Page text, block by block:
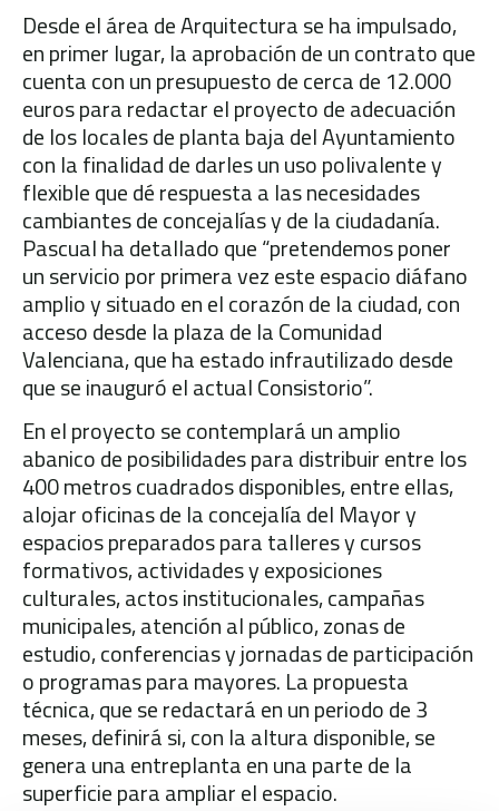
Desde el área de Arquitectura se ha impulsado,
en primer lugar, la aprobación de un contrato que
cuenta con un presupuesto de cerca de 12.000
euros para redactar el proyecto de adecuación
de los locales de planta baja del Ayuntamiento
con la finalidad de darles un uso polivalente y
flexible que dé respuesta a las necesidades
cambiantes de concejalías y de la ciudadanía.
Pascual ha detallado que “pretendemos poner
un servicio por primera vez este espacio diáfano
amplio y situado en el corazón de la ciudad, con
acceso desde la plaza de la Comunidad
Valenciana, que ha estado infrautilizado desde
que se inauguró el actual Consistorio”.
En el proyecto se contemplará un amplio
abanico de posibilidades para distribuir entre los
400 metros cuadrados disponibles, entre ellas,
alojar oficinas de la concejalía del Mayor y
espacios preparados para talleres y cursos
formativos, actividades y exposiciones
culturales, actos institucionales, campañas
municipales, atención al público, zonas de
estudio, conferencias y jornadas de participación
o programas para mayores. La propuesta
técnica, que se redactará en un periodo de 3
meses, definirá si, con la altura disponible, se
genera una entreplanta en una parte de la
superficie para ampliar el espacio.